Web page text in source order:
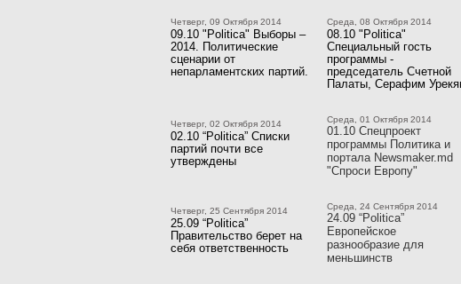
Четверг, 09 Октября 2014
09.10 "Politica" Выборы –
2014. Политические
сценарии от
непарламентских партий.
Среда, 08 Октября 2014
08.10 "Politica"
Специальный гость
программы -
председатель Счетной
Палаты, Серафим
Четверг, 02 Октября 2014
02.10 “Politica” Списки
партий почти все
утверждены
Среда, 01 Октября 2014
01.10 Спецпроект
программы Политика и
портала Newsmaker.md
"Спроси Европу"
Четверг, 25 Сентября 2014
25.09 “Politica”
Правительство берет на
себя ответственность
Среда, 24 Сентября 2014
24.09 “Politica”
Европейское
разнообразие для
меньшинств